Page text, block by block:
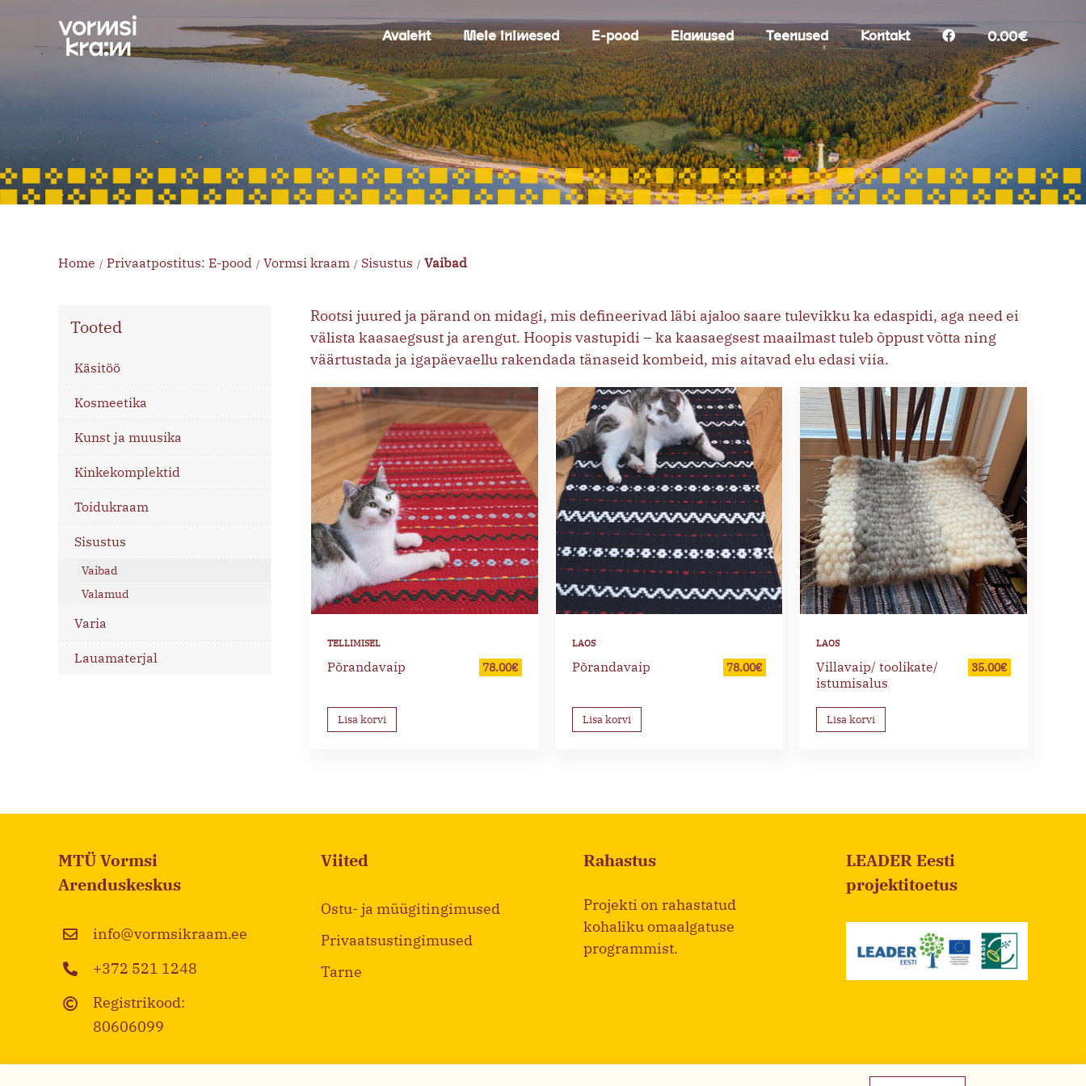
content
Avaleht Meie inimesed E-pood Elamused Teenused Kontakt 0.00€
Home / Privaatpostitus: E-pood / Vormsi kraam / Sisustus / Vaibad
Tooted
Käsitöö
Kosmeetika
Kunst ja muusika
Kinkekomplektid
Toidukraam
Sisustus
Vaibad
Valamud
Varia
Lauamaterjal
Rootsi juured ja pärand on midagi, mis defineerivad läbi ajaloo saare tulevikku ka edaspidi, aga need ei
välista kaasaegsust ja arengut. Hoopis vastupidi – ka kaasaegsest maailmast tuleb õppust võtta ning
väärtustada ja igapäevaellu rakendada tänaseid kombeid, mis aitavad elu edasi viia.
Põrandavaip 78.00€
Lisa korvi
Põrandavaip 78.00€
Lisa korvi
Villavaip/ toolikate/
istumisalus
35.00€
Lisa korvi
MTÜ Vormsi
Arenduskeskus
info@vormsikraam.ee
+372 521 1248
Registrikood:
80606099
Viited
Ostu- ja müügitingimused
Privaatsustingimused
Tarne
Rahastus
Projekti on rahastatud
kohaliku omaalgatuse
programmist.
LEADER Eesti
projektitoetus